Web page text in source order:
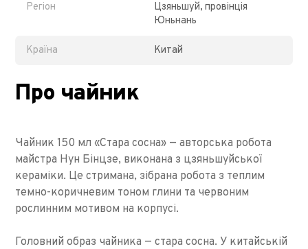
Регіон
Цзяньшуй, провінція
Юньнань
Країна Китай
Про чайник
Чайник 150 мл «Стара сосна» — авторська робота
майстра Нун Бінцзе, виконана з цзяньшуйської
кераміки. Це стримана, зібрана робота з теплим
темно-коричневим тоном глини та червоним
рослинним мотивом на корпусі.
Головний образ чайника — стара сосна. У китайській